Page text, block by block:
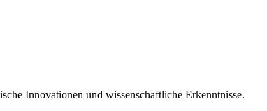
Innovationen und wissenschaftliche Erkenntnisse.